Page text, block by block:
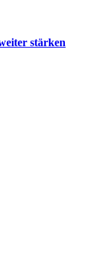
stärken